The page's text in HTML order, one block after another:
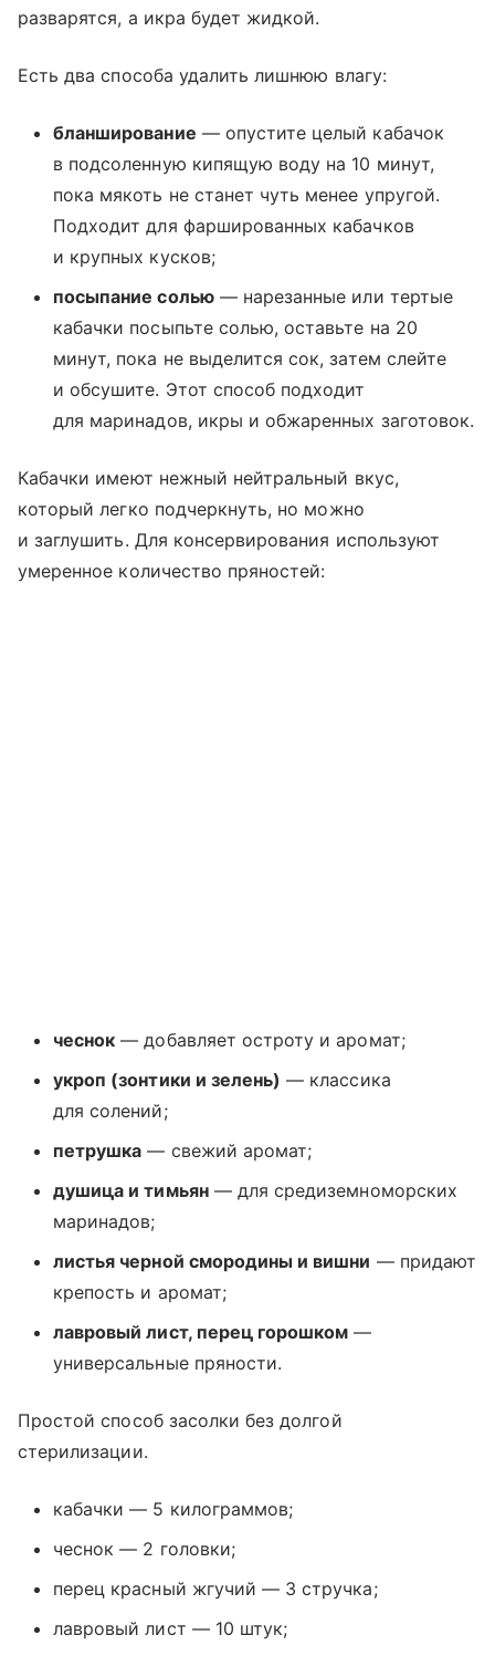
разварятся, а икра будет жидкой.
Есть два способа удалить лишнюю влагу:
бланширование — опустите целый кабачок
в подсоленную кипящую воду на 10 минут,
пока мякоть не станет чуть менее упругой.
Подходит для фаршированных кабачков
и крупных кусков;
посыпание солью— нарезанные или тертые
кабачки посыпьте солью, оставьте на 20
минут, пока не выделится сок, затем слейте
и обсушите. Этот способ подходит
для маринадов, икры и обжаренных заготовок.
Кабачки имеют нежный нейтральный вкус,
который легко подчеркнуть, но можно
и заглушить. Для консервирования используют
умеренное количество пряностей:
чеснок — добавляет остроту и аромат;
укроп (зонтики и зелень) — классика
для солений;
петрушка — свежий аромат;
душица и тимьян— для средиземноморских
маринадов;
листья черной смородины и вишни — придают
крепость и аромат;
лавровый лист, перец горошком —
универсальные пряности.
Простой способ засолки без долгой
стерилизации.
кабачки — 5 килограммов;
чеснок — 2 головки;
перец красный жгучий — 3 стручка;
лавровый лист — 10 штук;